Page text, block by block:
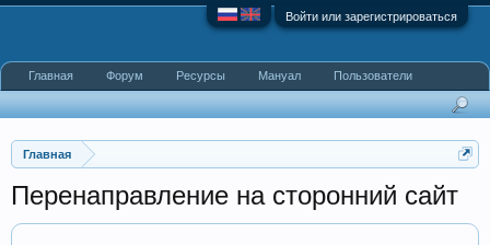
Войти или зарегистрироваться
Главная
Перенаправление на сторонний сайт
Главная Форум Ресурсы Мануал Пользователи